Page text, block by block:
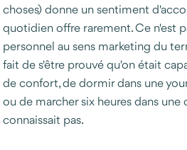
choses) donne un sentiment
quotidien offre rarement. Ce n'est
personnel au sens marketing du
fait de s'être prouvé qu'on était
de confort, de dormir dans une
ou de marcher six heures dans une
connaissait pas.